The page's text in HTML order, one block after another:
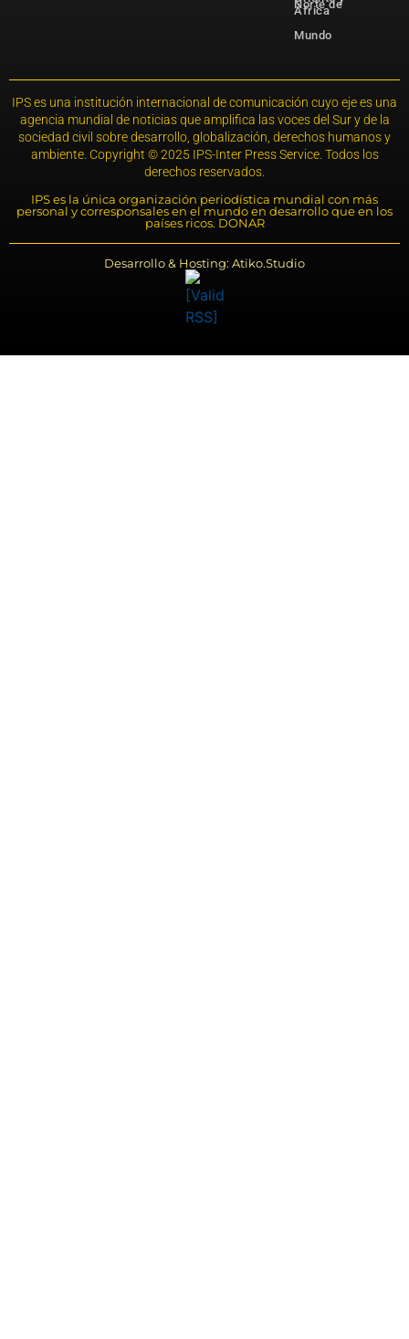
Norte de
África
Mundo
IPS es una institución internacional de comunicación cuyo eje es una
agencia mundial de noticias que amplifica las voces del Sur y de la
sociedad civil sobre desarrollo, globalización, derechos humanos y
ambiente. Copyright © 2025 IPS-Inter Press Service. Todos los
derechos reservados.
IPS es la única organización periodística mundial con más
personal y corresponsales en el mundo en desarrollo que en los
países ricos. DONAR
Desarrollo & Hosting: Atiko.Studio